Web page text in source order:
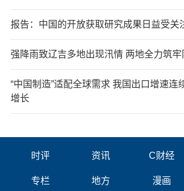
报告：中国的开放获取研究成果日益受关
强降雨致辽吉多地出现汛情 两地全力筑
“中国制造”适配全球需求 我国出口增速连
增长
时评 资讯 C财经
专栏 地方 漫画